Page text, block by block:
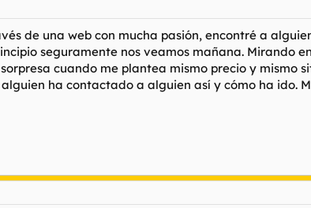
de una web con mucha pasión, encontré a
seguramente nos veamos mañana. Mirando
cuando me plantea mismo precio y
ha contactado a alguien así y cómo ha ido.